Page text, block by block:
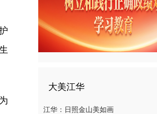
大美江华
江华：日照金山美如画